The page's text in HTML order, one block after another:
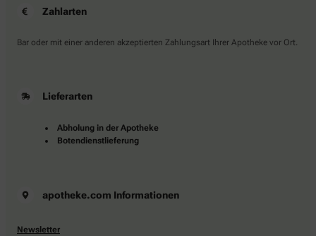
Zahlarten
Bar oder mit einer anderen akzeptierten Zahlungsart Ihrer Apotheke vor Ort.
Lieferarten
Abholung in der Apotheke
Botendienstlieferung
apotheke.com Informationen
Newsletter